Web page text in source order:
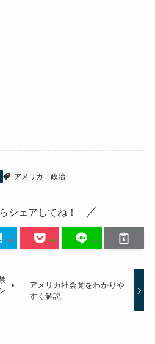
アメリカ 政治
シェアしてね！
アメリカ社会党をわかりや
すく解説